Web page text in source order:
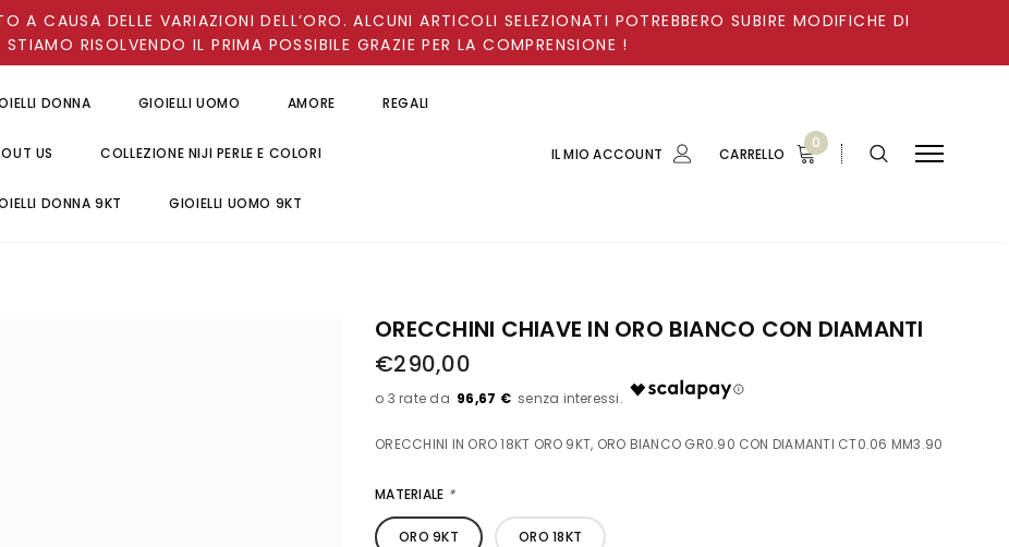
A CAUSA DELLE VARIAZIONI DELL’ORO. ALCUNI ARTICOLI SELEZIONATI POTREBBERO SUBIRE MODIFICHE DI
STIAMO RISOLVENDO IL PRIMA POSSIBILE GRAZIE PER LA COMPRENSIONE !
DONNA GIOIELLI UOMO AMORE REGALI
US COLLEZIONE NIJI PERLE E COLORI
DONNA 9KT GIOIELLI UOMO 9KT
IL MIO ACCOUNT CARRELLO
0
ORECCHINI CHIAVE IN ORO BIANCO CON DIAMANTI
€290,00
96,67 €
ORECCHINI IN ORO 18KT ORO 9KT, ORO BIANCO GR0.90 CON DIAMANTI CT0.06 MM3.90
MATERIALE *
ORO 9KT ORO 18KT